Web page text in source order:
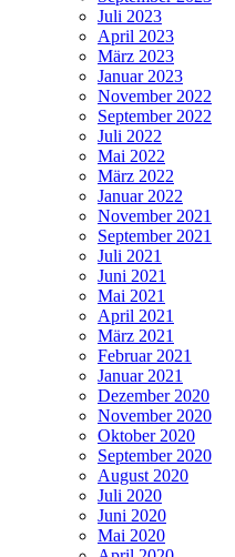
Juli 2023
April 2023
März 2023
Januar 2023
November 2022
September 2022
Juli 2022
Mai 2022
März 2022
Januar 2022
November 2021
September 2021
Juli 2021
Juni 2021
Mai 2021
April 2021
März 2021
Februar 2021
Januar 2021
Dezember 2020
November 2020
Oktober 2020
September 2020
August 2020
Juli 2020
Juni 2020
Mai 2020